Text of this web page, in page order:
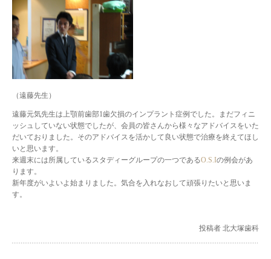
（遠藤先生）
遠藤元気先生は上顎前歯部1歯欠損のインプラント症例でした。まだフィニ
ッシュしていない状態でしたが、会員の皆さんから様々なアドバイスをいた
だいておりました。そのアドバイスを活かして良い状態で治療を終えてほし
いと思います。
来週末には所属しているスタディーグループの一つであるO.S.Iの例会があ
ります。
新年度がいよいよ始まりました。気合を入れなおして頑張りたいと思いま
す。
投稿者 北大塚歯科